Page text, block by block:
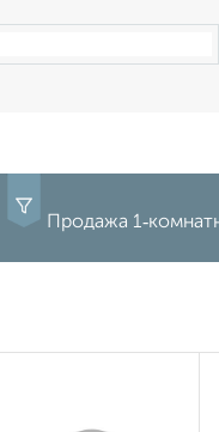
Продажа